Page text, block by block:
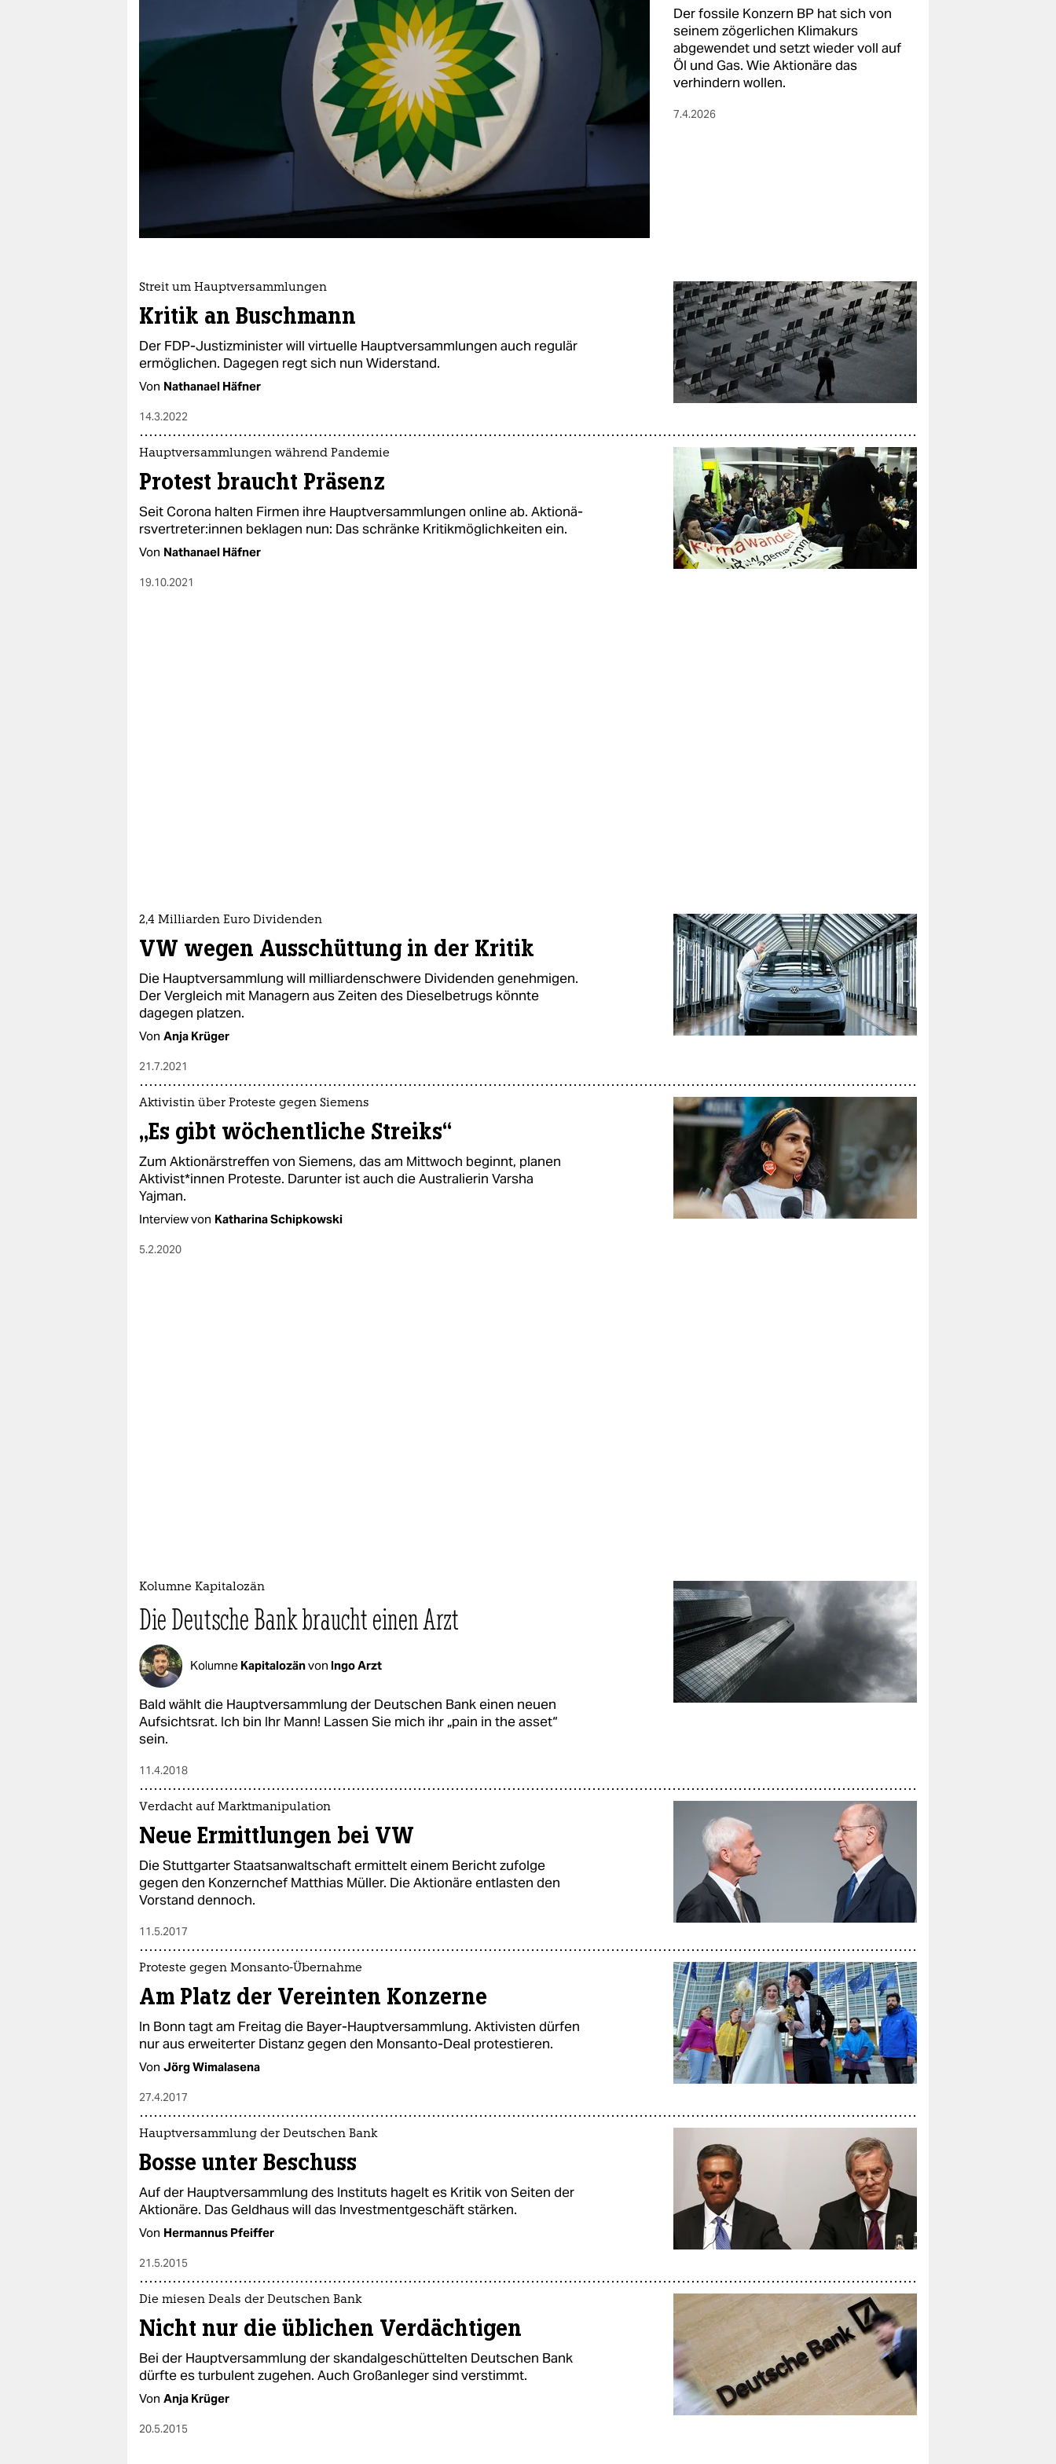
nord
veranstaltungen
fragen & hilfe
abo
genossenschaft
epaper login
Der fossile Konzern BP hat sich von
seinem zögerlichen Klimakurs
abgewendet und setzt wieder voll auf
Öl und Gas. Wie Aktionäre das
verhindern wollen.
7.4.2026
Streit um Hauptversammlungen
Kritik an Buschmann
Der FDP-Justizminister will virtuelle Hauptversammlungen auch regulär
ermöglichen. Dagegen regt sich nun Widerstand.
Von Nathanael Häfner
14.3.2022
Hauptversammlungen während Pandemie
Protest braucht Präsenz
Seit Corona halten Firmen ihre Hauptversammlungen online ab. Ak­tio­nä­
rsvertreter:innen beklagen nun: Das schränke Kritikmöglichkeiten ein.
Von Nathanael Häfner
19.10.2021
2,4 Milliarden Euro Dividenden
VW wegen Ausschüttung in der Kritik
Die Hauptversammlung will milliardenschwere Dividenden genehmigen.
Der Vergleich mit Managern aus Zeiten des Dieselbetrugs könnte
dagegen platzen.
Von Anja Krüger
21.7.2021
Aktivistin über Proteste gegen Siemens
„Es gibt wöchentliche Streiks“
Zum Aktionärstreffen von Siemens, das am Mittwoch beginnt, planen
Aktivist*innen Proteste. Darunter ist auch die Australierin Varsha
Yajman.
Interview von Katharina Schipkowski
5.2.2020
Kolumne Kapitalozän
Die Deutsche Bank braucht einen Arzt
Kolumne Kapitalozänvon Ingo Arzt
Bald wählt die Hauptversammlung der Deutschen Bank einen neuen
Aufsichtsrat. Ich bin Ihr Mann! Lassen Sie mich ihr „pain in the asset“
sein.
11.4.2018
Verdacht auf Marktmanipulation
Neue Ermittlungen bei VW
Die Stuttgarter Staatsanwaltschaft ermittelt einem Bericht zufolge
gegen den Konzernchef Matthias Müller. Die Aktionäre entlasten den
Vorstand dennoch.
11.5.2017
Proteste gegen Monsanto-Übernahme
Am Platz der Vereinten Konzerne
In Bonn tagt am Freitag die Bayer-Hauptversammlung. Aktivisten dürfen
nur aus erweiterter Distanz gegen den Monsanto-Deal protestieren.
Von Jörg Wimalasena
27.4.2017
Hauptversammlung der Deutschen Bank
Bosse unter Beschuss
Auf der Hauptversammlung des Instituts hagelt es Kritik von Seiten der
Aktionäre. Das Geldhaus will das Investmentgeschäft stärken.
Von Hermannus Pfeiffer
21.5.2015
Die miesen Deals der Deutschen Bank
Nicht nur die üblichen Verdächtigen
Bei der Hauptversammlung der skandalgeschüttelten Deutschen Bank
dürfte es turbulent zugehen. Auch Großanleger sind verstimmt.
Von Anja Krüger
20.5.2015